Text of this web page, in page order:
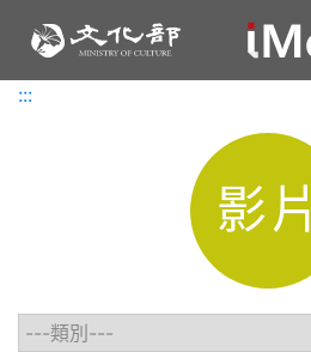
:::
:::
影片